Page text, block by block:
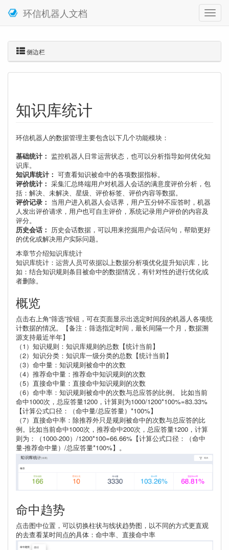
环信机器人文档
侧边栏
知识库统计
环信机器人的数据管理主要包含以下几个功能模块：
基础统计： 监控机器人日常运营状态，也可以分析指导如何优化知
识库。
知识库统计： 可查看知识被命中的各项数据指标。
评价统计： 采集汇总终端用户对机器人会话的满意度评价分析，包
括：解决、未解决、星级、评价标签、评价内容等数据。
评价记录： 当用户进入机器人会话界，用户五分钟不应答时，机器
人发出评价请求，用户也可自主评价，系统记录用户评价的内容及
评分。
历史会话： 历史会话数据，可以用来挖掘用户会话问句，帮助更好
的优化或解决用户实际问题。
本章节介绍知识库统计
知识库统计：运营人员可依据以上数据分析项优化提升知识库，比
如：结合知识规则条目被命中的数据情况，有针对性的进行优化或
者删除。
概览
点击右上角“筛选”按钮，可在页面显示出选定时间段的机器人各项统
计数据的情况。【备注：筛选指定时间，最长间隔一个月，数据溯
源支持最近半年】
（1）知识规则：知识库规则的总数【统计当前】
（2）知识分类：知识库一级分类的总数【统计当前】
（3）命中量：知识规则被命中的次数
（4）推荐命中量：推荐命中知识规则的次数
（5）直接命中量：直接命中知识规则的次数
（6）命中率：知识规则被命中的次数与总应答的比例。 比如当前
命中1000次，总应答量1200，计算则为1000/1200*100%=83.33%
【计算公式口径：（命中量/总应答量）*100%】
（7）直接命中率：除推荐外只是规则被命中的次数与总应答的比
例。比如当前命中1000次，推荐命中200次，总应答量1200，计算
则为：（1000-200）/1200*100=66.66%【计算公式口径：（命中
量-推荐命中量）/总应答量*100%】。
命中趋势
点击图中位置，可以切换柱状与线状趋势图，以不同的方式更直观
的去查看某时间点的具体：命中率、直接命中率